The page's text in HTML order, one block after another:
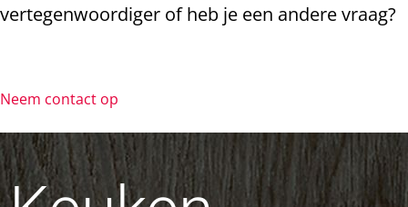
vertegenwoordiger of heb je een andere vraag?
Neem contact op